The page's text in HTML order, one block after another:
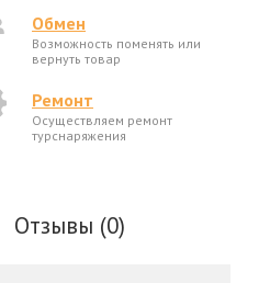
Обмен
Возможность поменять или
вернуть товар
Ремонт
Осуществляем ремонт
турснаряжения
Отзывы (0)